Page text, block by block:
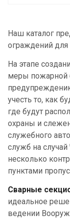
Наш каталог
ограждений
На этапе
меры пожарной
учесть то, как
где будут
охраны и
служебного
служб на
несколько
пунктами
Сварные
идеальное
ведении